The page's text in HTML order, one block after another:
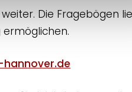
Die Fragebögen